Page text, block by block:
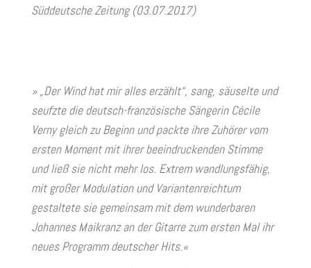
Süddeutsche Zeitung (03.07.2017)
» „Der Wind hat mir alles erzählt“, sang, säuselte und
seufzte die deutsch-französische Sängerin Cécile
Verny gleich zu Beginn und packte ihre Zuhörer vom
ersten Moment mit ihrer beeindruckenden Stimme
und ließ sie nicht mehr los. Extrem wandlungsfähig,
mit großer Modulation und Variantenreichtum
gestaltete sie gemeinsam mit dem wunderbaren
Johannes Maikranz an der Gitarre zum ersten Mal ihr
neues Programm deutscher Hits.«